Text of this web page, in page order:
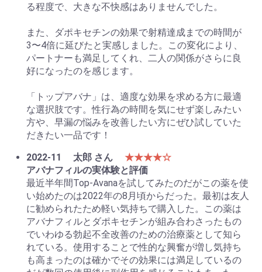
る程度で、大きな不快感はありませんでした。
また、ダポキセチンの効果で射精達成までの時間が
3〜4倍に延びたと実感しました。この変化により、
パートナーも満足してくれ、二人の関係がさらに良
好になったのを感じます。
「トップアバナ」は、適度な効果を求める方に最適
な選択肢です。性行為の時間を気にせず楽しみたい
方や、早漏の悩みを改善したい方にぜひ試していた
だきたい一品です！
2022-11
太郎 さん
★★★★☆
アバナフィルの実体験と評価
最近半年間Top-Avanaを試してみたのだがこの薬を使
い始めたのは2022年の8月頃からだった。最初は友人
に勧められたため軽い気持ちで購入した。この薬は
アバナフィルとダポキセチンが組み合わさったもの
でいわゆる勃起不全改善のための治療薬として知ら
れている。使用することで性的な興奮が増し気持ち
も高まったのは確かでその効果には満足しているの